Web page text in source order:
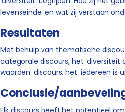
levenseinde, en wat zij verstaan
Resultaten
Met behulp van thematische
categorale discours, het ‘diversiteit
waarden’ discours, het ‘iedereen
Conclusie/
Elk discours heeft het potentieel